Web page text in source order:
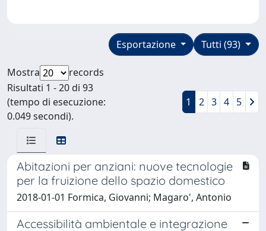
Tutti (93)
Esportazione
Mostra
records
Risultati 1 - 20 di 93
(tempo di esecuzione:
0.049 secondi).
1 2 3 4 5
Abitazioni per anziani: nuove tecnologie
per la fruizione dello spazio domestico
2018-01-01 Formica, Giovanni; Magaro', Antonio
Accessibilità ambientale e integrazione